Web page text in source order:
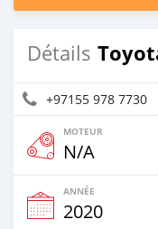
Détails
+97155 978 7730
MOTEUR
N/A
ANNÉE
2020